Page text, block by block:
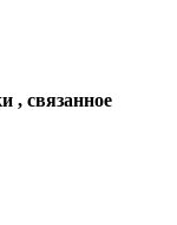
, связанное